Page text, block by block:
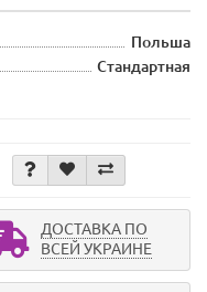
Польша
Стандартная
ДОСТАВКА ПО
ВСЕЙ УКРАИНЕ